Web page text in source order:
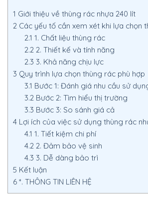
1 Giới thiệu về thùng rác nhựa 240 lít
2 Các yếu tố cần xem xét khi lựa chọn
2.1 1. Chất liệu thùng rác
2.22. Thiết kế và tính năng
2.3 3. Khả năng chịu lực
3 Quy trình lựa chọn thùng rác phù hợp
3.1 Bước 1: Đánh giá nhu cầu sử
3.2Bước 2: Tìm hiểu thị trường
3.3 Bước 3: So sánh giá cả
4 Lợi ích của việc sử dụng thùng rác
4.1 1. Tiết kiệm chi phí
4.22. Đảm bảo vệ sinh
4.3 3. Dễ dàng bảo trì
5 Kết luận
6 *. THÔNG TIN LIÊN HỆ